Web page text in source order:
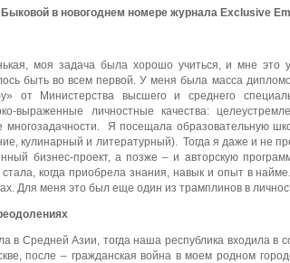
в новогоднем номере журнала Exclusive
моя задача была хорошо учиться, и мне это
быть во всем первой. У меня была масса
от Министерства высшего и среднего
выраженные личностные качества:
Я посещала образовательную
кулинарный и литературный). Тогда я даже и не
бизнес-проект, а позже – и авторскую
когда приобрела знания, навык и опыт в
Для меня это был еще один из трамплинов в
в Средней Азии, тогда наша республика входила в
после – гражданская война в моем родном